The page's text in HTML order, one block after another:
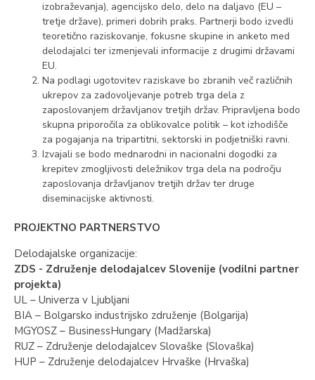
izobraževanja), agencijsko delo, delo na daljavo (EU –
tretje države), primeri dobrih praks. Partnerji bodo izvedli
teoretično raziskovanje, fokusne skupine in anketo med
delodajalci ter izmenjevali informacije z drugimi državami
EU.
Na podlagi ugotovitev raziskave bo zbranih več različnih
ukrepov za zadovoljevanje potreb trga dela z
zaposlovanjem državljanov tretjih držav. Pripravljena bodo
skupna priporočila za oblikovalce politik – kot izhodišče
za pogajanja na tripartitni, sektorski in podjetniški ravni.
Izvajali se bodo mednarodni in nacionalni dogodki za
krepitev zmogljivosti deležnikov trga dela na področju
zaposlovanja državljanov tretjih držav ter druge
diseminacijske aktivnosti.
PROJEKTNO PARTNERSTVO
Delodajalske organizacije:
ZDS - Združenje delodajalcev Slovenije (vodilni partner
projekta)
UL – Univerza v Ljubljani
BIA – Bolgarsko industrijsko združenje (Bolgarija)
MGYOSZ – BusinessHungary (Madžarska)
RUZ – Združenje delodajalcev Slovaške (Slovaška)
HUP – Združenje delodajalcev Hrvaške (Hrvaška)